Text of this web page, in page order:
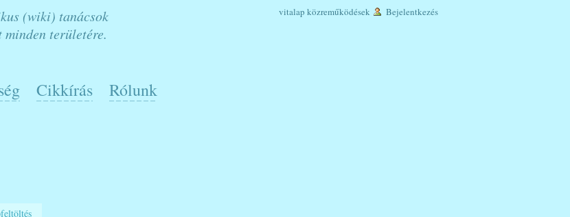
(wiki) tanácsok
minden területére.
vitalap közreműködések Bejelentkezés
Cikkírás Rólunk